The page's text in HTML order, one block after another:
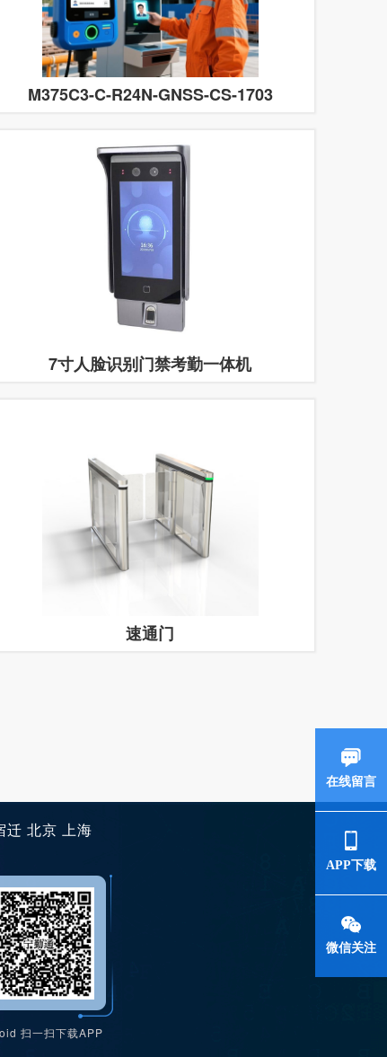
M375C3-C-R24N-GNSS-CS-1703
7寸人脸识别门禁考勤一体机
速通门
迁 北京 上海
扫一扫下载APP
在线留言
APP下载
微信关注